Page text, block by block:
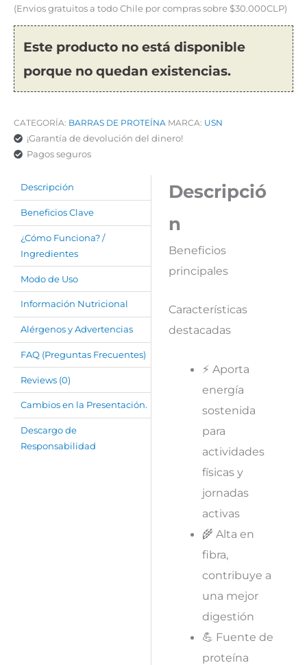
(Envios gratuitos a todo Chile por compras sobre $30.000CLP)
Este producto no está disponible
porque no quedan existencias.
CATEGORÍA: BARRAS DE PROTEÍNA MARCA: USN
¡Garantía de devolución del dinero!
Pagos seguros
Descripción
Beneficios Clave
¿Cómo Funciona? /
Ingredientes
Modo de Uso
Información Nutricional
Alérgenos y Advertencias
FAQ (Preguntas Frecuentes)
Reviews (0)
Cambios en la Presentación.
Descargo de
Responsabilidad
Descripció
n
Beneficios
principales
Características
destacadas
⚡ Aporta
energía
sostenida
para
actividades
físicas y
jornadas
activas
🌾 Alta en
fibra,
contribuye a
una mejor
digestión
💪 Fuente de
proteína